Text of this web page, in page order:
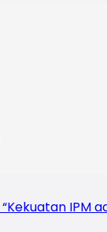
“Kekuatan IPM